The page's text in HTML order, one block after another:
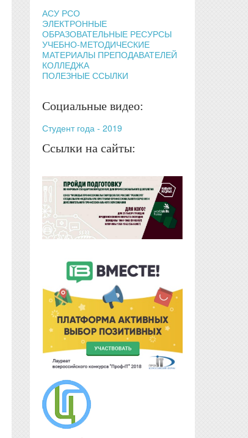
АСУ РСО
ЭЛЕКТРОННЫЕ
ОБРАЗОВАТЕЛЬНЫЕ РЕСУРСЫ
УЧЕБНО-МЕТОДИЧЕСКИЕ
МАТЕРИАЛЫ ПРЕПОДАВАТЕЛЕЙ
КОЛЛЕДЖА
ПОЛЕЗНЫЕ ССЫЛКИ
Социальные видео:
Студент года - 2019
Ссылки на сайты: